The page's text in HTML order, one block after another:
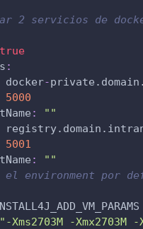
2 servicios de
true
:
docker-
5000
:
""
5001
:
""
el environment
"-Xms2703M -